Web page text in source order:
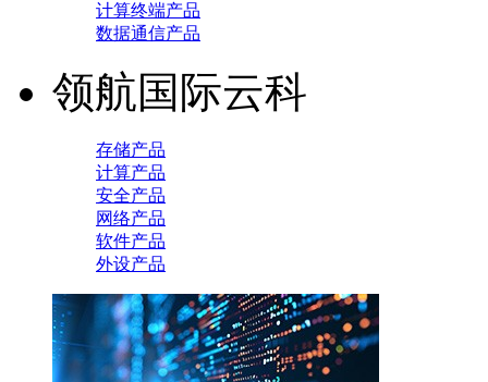
计算终端产品
数据通信产品
领航国际云科
存储产品
计算产品
安全产品
网络产品
软件产品
外设产品